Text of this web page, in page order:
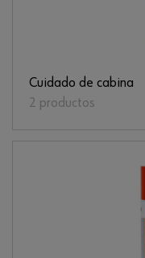
Cuidado de cabina
2 productos